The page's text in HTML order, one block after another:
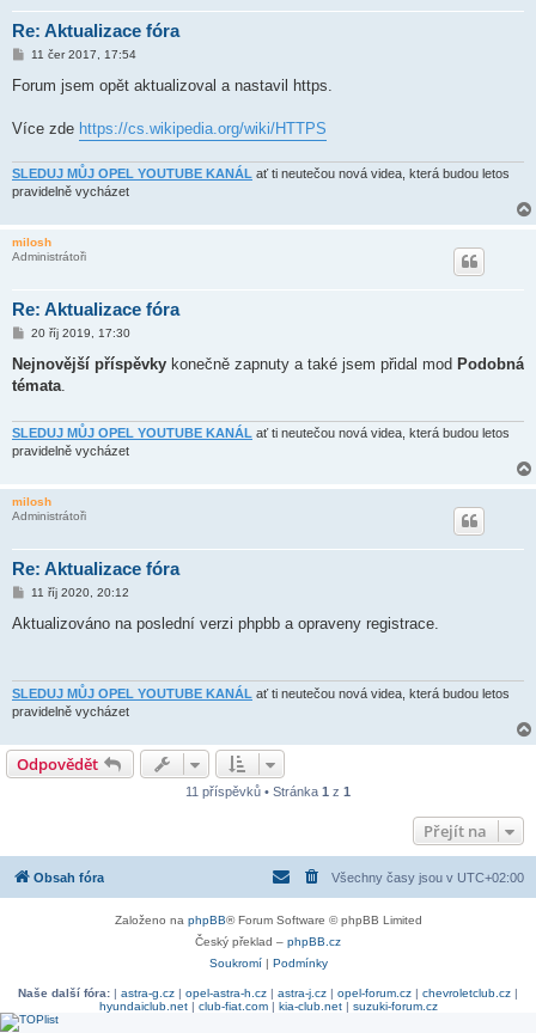
Re: Aktualizace fóra
P
í
ě
k
11 čer 2017, 17:54
Forum jsem opět aktualizoval a nastavil https.
Více zde https://cs.wikipedia.org/wiki/HTTPS
SLEDUJ MŮJ OPEL YOUTUBE KANÁL ať ti neutečou nová videa, která budou letos
pravidelně vycházet
milosh
Administrátoři
Re: Aktualizace fóra
P
í
s
p
e
k
20 říj 2019, 17:30
Nejnovější příspěvky konečně zapnuty a také jsem přidal mod Podobná
témata
SLEDUJ MŮJ OPEL YOUTUBE KANÁL ať ti neutečou nová videa, která budou letos
pravidelně vycházet
milosh
Administrátoři
Re: Aktualizace fóra
P
í
e
11 říj 2020, 20:12
Aktualizováno na poslední verzi phpbb a opraveny registrace.
SLEDUJ MŮJ OPEL YOUTUBE KANÁL ať ti neutečou nová videa, která budou letos
pravidelně vycházet
Odpovědět
11 příspěvků • Stránka 1 z 1
Přejít na
Obsah fóra Všechny časy jsou v UTC+02:00
Založeno na phpBB® Forum Software © phpBB Limited
Český překlad – phpBB.cz
Soukromí| Podmínky
Naše další fóra: | astra-g.cz | opel-astra-h.cz | astra-j.cz | opel-forum.cz | chevroletclub.cz |
hyundaiclub.net| club-fiat.com| kia-club.net| suzuki-forum.cz